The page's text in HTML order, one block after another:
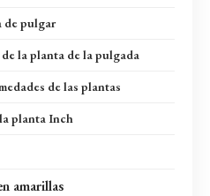
de pulgar
la planta de la pulgada
de las plantas
planta Inch
amarillas